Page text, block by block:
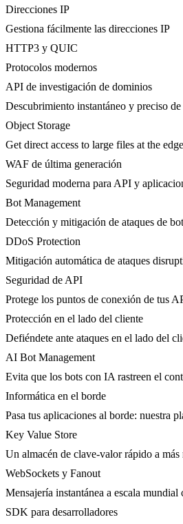
Direcciones IP
Gestiona fácilmente las direcciones IP
HTTP3 y QUIC
Protocolos modernos
API de investigación de dominios
Descubrimiento instantáneo y preciso
Object Storage
Get direct access to large files at the
WAF de última generación
Seguridad moderna para API y
Bot Management
Detección y mitigación de ataques de
DDoS Protection
Mitigación automática de ataques
Seguridad de API
Protege los puntos de conexión de tus
Protección en el lado del cliente
Defiéndete ante ataques en el lado del
AI Bot Management
Evita que los bots con IA rastreen el
Informática en el borde
Pasa tus aplicaciones al borde: nuestra
Key Value Store
Un almacén de clave-valor rápido a
WebSockets y Fanout
Mensajería instantánea a escala
SDK para desarrolladores